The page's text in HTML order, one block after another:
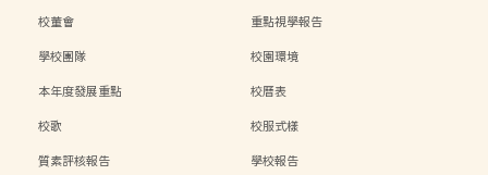
校董會
重點視學報告
學校團隊
校園環境
本年度發展重點
校曆表
校歌
校服式樣
質素評核報告
學校報告